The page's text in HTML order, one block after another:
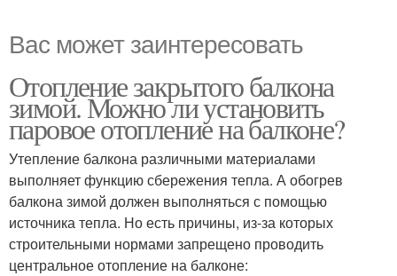
Вас может заинтересовать
Отопление закрытого балкона
зимой. Можно ли установить
паровое отопление на балконе?
Утепление балкона различными материалами
выполняет функцию сбережения тепла. А обогрев
балкона зимой должен выполняться с помощью
источника тепла. Но есть причины, из-за которых
строительными нормами запрещено проводить
центральное отопление на балконе: